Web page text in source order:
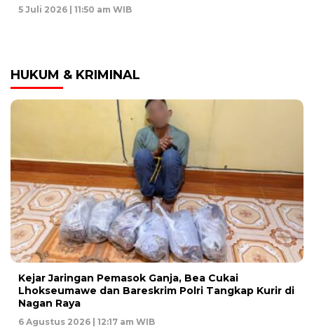
5 Juli 2026 | 11:50 am WIB
HUKUM & KRIMINAL
Kejar Jaringan Pemasok Ganja, Bea Cukai
Lhokseumawe dan Bareskrim Polri Tangkap Kurir di
Nagan Raya
6 Agustus 2026 | 12:17 am WIB